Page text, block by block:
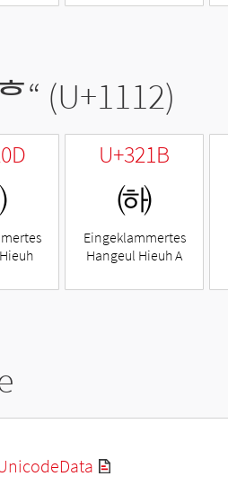
“ (U+1112)
U+321B
㈛
Eingeklammertes
Hangeul Hieuh A